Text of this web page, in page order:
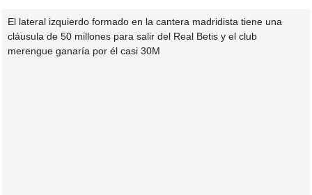
El lateral izquierdo formado en la cantera madridista tiene una
cláusula de 50 millones para salir del Real Betis y el club
merengue ganaría por él casi 30M